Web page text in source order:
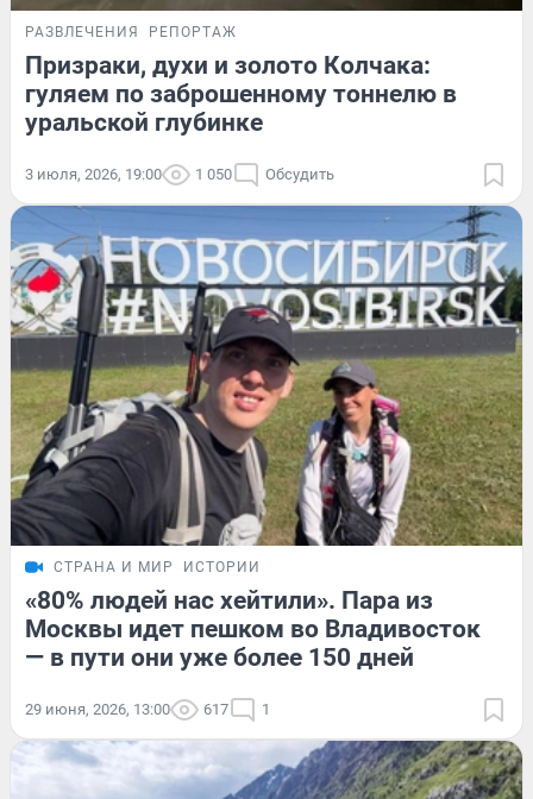
РАЗВЛЕЧЕНИЯ РЕПОРТАЖ
Призраки, духи и золото Колчака:
гуляем по заброшенному тоннелю в
уральской глубинке
3 июля, 2026, 19:00 1 050 Обсудить
СТРАНА И МИР ИСТОРИИ
«80% людей нас хейтили». Пара из
Москвы идет пешком во Владивосток
— в пути они уже более 150 дней
29 июня, 2026, 13:00 617 1